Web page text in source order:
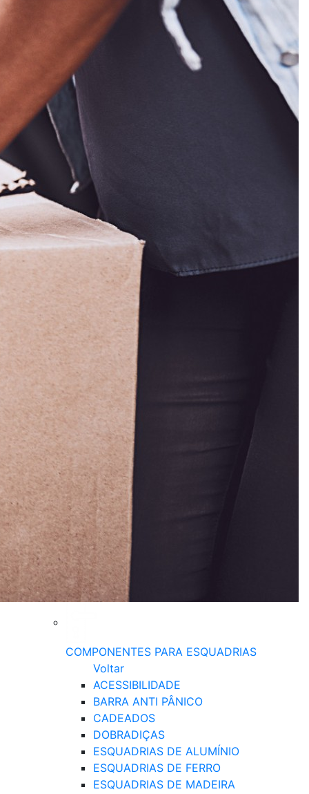
COMPONENTES PARA ESQUADRIAS
Voltar
ACESSIBILIDADE
BARRA ANTI PÂNICO
CADEADOS
DOBRADIÇAS
ESQUADRIAS DE ALUMÍNIO
ESQUADRIAS DE FERRO
ESQUADRIAS DE MADEIRA